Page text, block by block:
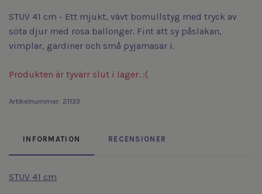
STUV 41 cm - Ett mjukt, vävt bomullstyg med tryck av
söta djur med rosa ballonger. Fint att sy påslakan,
vimplar, gardiner och små pyjamasar i.
Produkten är tyvärr slut i lager. :(
Artikelnummer: 21133
INFORMATION RECENSIONER
STUV 41 cm